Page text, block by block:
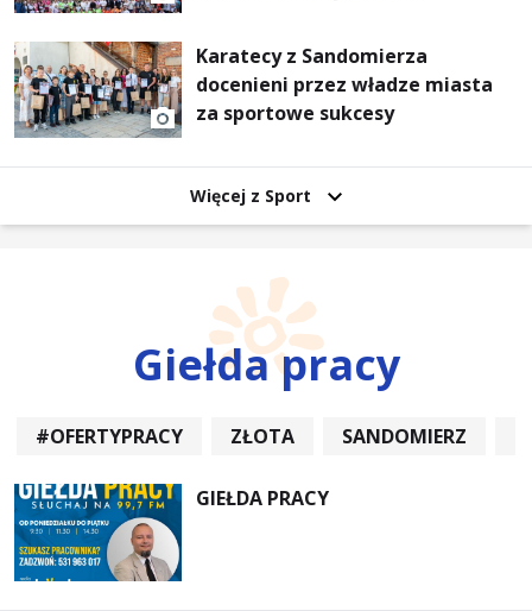
Karatecy z Sandomierza
docenieni przez władze miasta
za sportowe sukcesy
Więcej z Sport
Giełda pracy
#OFERTYPRACY ZŁOTA SANDOMIERZ
GIEŁDA PRACY